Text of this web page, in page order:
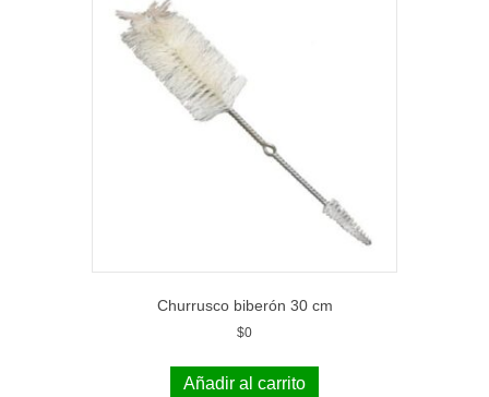
Churrusco biberón 30 cm
$0
Añadir al carrito